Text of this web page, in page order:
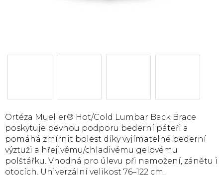
Ortéza Mueller® Hot/Cold Lumbar Back Brace
poskytuje pevnou podporu bederní páteři a
pomáhá zmírnit bolest díky vyjímatelné bederní
výztuži a hřejivému/chladivému gelovému
polštářku. Vhodná pro úlevu při namožení, zánětu i
otocích. Univerzální velikost 76–122 cm.